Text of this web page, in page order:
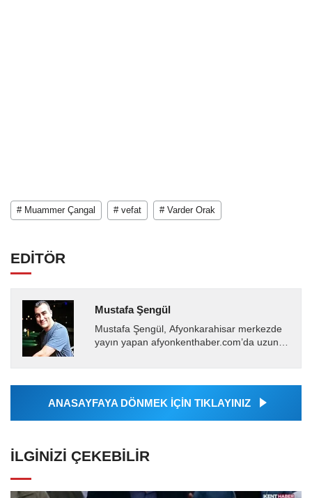
# Muammer Çangal # vefat # Varder Orak
EDİTÖR
Mustafa Şengül
Mustafa Şengül, Afyonkarahisar merkezde
yayın yapan afyonkenthaber.com’da uzun
almakta, haber akışı...
ANASAYFAYA DÖNMEK İÇİN TIKLAYINIZ
İLGINIZI ÇEKEBILIR